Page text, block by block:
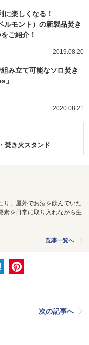
に楽しくなる！
ルモント）の新製品焚き
ご紹介！
2019.08.20
み立て可能なソロ焚き
」
2020.08.21
焚き火スタンド
り、屋外でお酒を飲んでいた
素を日常に取り入れながら生
記事一覧へ
次の記事へ